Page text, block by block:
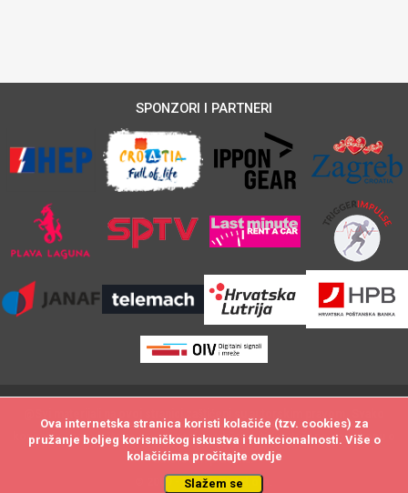
Ova internetska stranica koristi kolačiće (tzv. cookies) za
pružanje boljeg korisničkog iskustva i funkcionalnosti. Više o
kolačićima pročitajte ovdje
Slažem se
SPONZORI I PARTNERI
kopiranje i neovlašteno preuzimanje sadržaja biti će utuženo po zakonu o
autorskim pravima.
© 2009 - by DataStat d.o.o.
Ova internetska stranica koristi kolačiće (tzv. cookies) za
pružanje boljeg korisničkog iskustva i funkcionalnosti. Više o
kolačićima pročitajte ovdje
Slažem se